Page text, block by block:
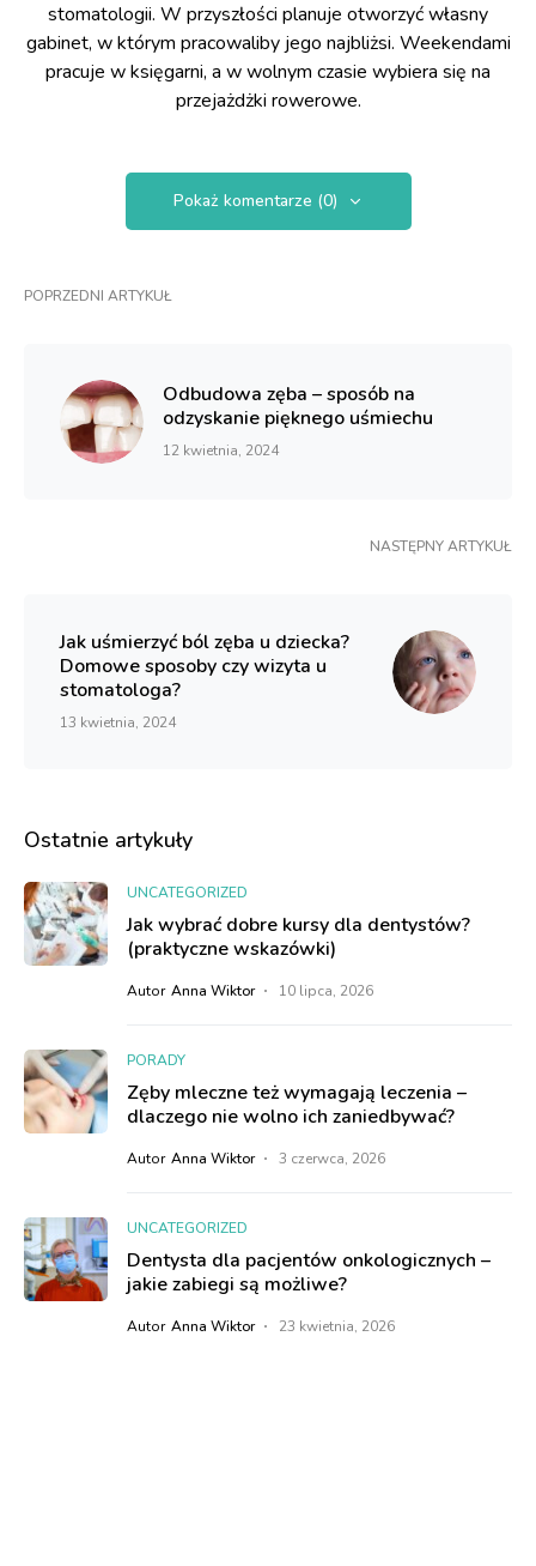
stomatologii. W przyszłości planuje otworzyć własny
gabinet, w którym pracowaliby jego najbliżsi. Weekendami
pracuje w księgarni, a w wolnym czasie wybiera się na
przejażdżki rowerowe.
Pokaż komentarze (0)
POPRZEDNI ARTYKUŁ
Odbudowa zęba – sposób na
odzyskanie pięknego uśmiechu
12 kwietnia, 2024
NASTĘPNY ARTYKUŁ
Jak uśmierzyć ból zęba u dziecka?
Domowe sposoby czy wizyta u
stomatologa?
13 kwietnia, 2024
Ostatnie artykuły
UNCATEGORIZED
Jak wybrać dobre kursy dla dentystów?
(praktyczne wskazówki)
Autor Anna Wiktor 10 lipca, 2026
PORADY
Zęby mleczne też wymagają leczenia –
dlaczego nie wolno ich zaniedbywać?
Autor Anna Wiktor 3 czerwca, 2026
UNCATEGORIZED
Dentysta dla pacjentów onkologicznych –
jakie zabiegi są możliwe?
Autor Anna Wiktor 23 kwietnia, 2026